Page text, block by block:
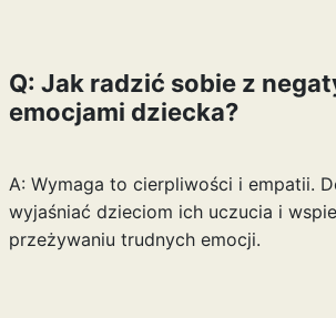
Q: Jak radzić sobie z
emocjami dziecka?
A: Wymaga to cierpliwości i empatii.
wyjaśniać dzieciom ich uczucia i
przeżywaniu trudnych emocji.